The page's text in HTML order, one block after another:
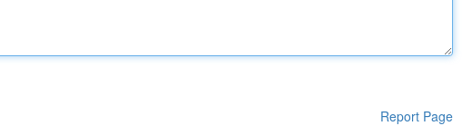
Report Page